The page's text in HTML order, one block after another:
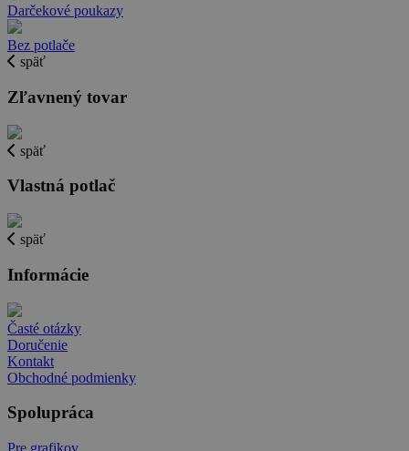
Darčekové poukazy
Bez potlače
späť
Zľavnený tovar
späť
Vlastná potlač
späť
Informácie
Časté otázky
Doručenie
Kontakt
Obchodné podmienky
Spolupráca
Pre grafikov